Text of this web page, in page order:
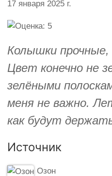
17 января 2025 г.
Колышки прочные,
Цвет конечно не
зелёными
меня не важно.
как будут
Источник
Озон